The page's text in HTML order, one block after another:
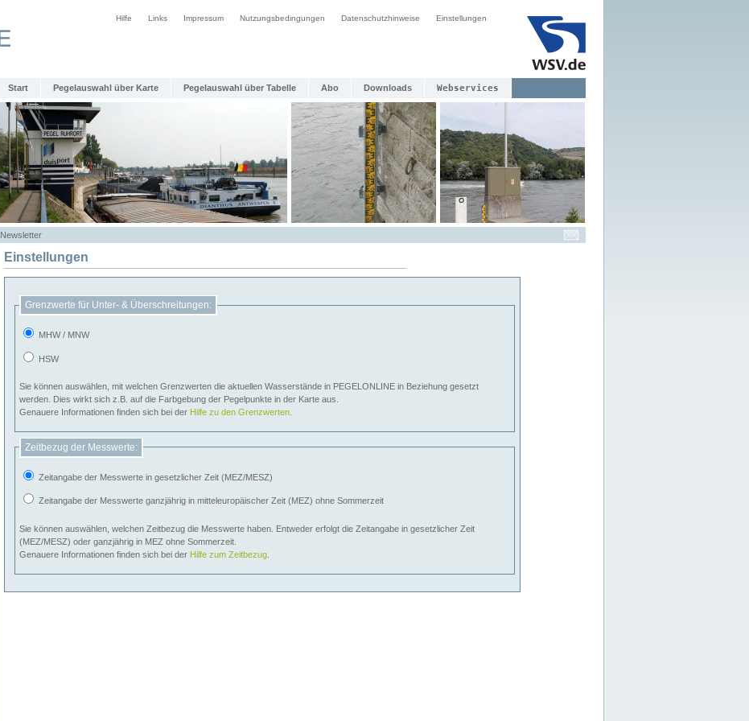
Hilfe Links Impressum Nutzungsbedingungen Datenschutzhinweise Einstellungen
Start Pegelauswahl über Karte Pegelauswahl über Tabelle Abo Downloads Webservices
Newsletter
Einstellungen
Grenzwerte für Unter- & Überschreitungen:
MHW / MNW
HSW
Sie können auswählen, mit welchen Grenzwerten die aktuellen Wasserstände in PEGELONLINE in Beziehung gesetzt
werden. Dies wirkt sich z.B. auf die Farbgebung der Pegelpunkte in der Karte aus.
Genauere Informationen finden sich bei der Hilfe zu den Grenzwerten
Zeitbezug der Messwerte:
Zeitangabe der Messwerte in gesetzlicher Zeit (MEZ/MESZ)
Zeitangabe der Messwerte ganzjährig in mitteleuropäischer Zeit (MEZ) ohne Sommerzeit
Sie können auswählen, welchen Zeitbezug die Messwerte haben. Entweder erfolgt die Zeitangabe in gesetzlicher Zeit
(MEZ/MESZ) oder ganzjährig in MEZ ohne Sommerzeit.
Genauere Informationen finden sich bei der Hilfe zum Zeitbezug